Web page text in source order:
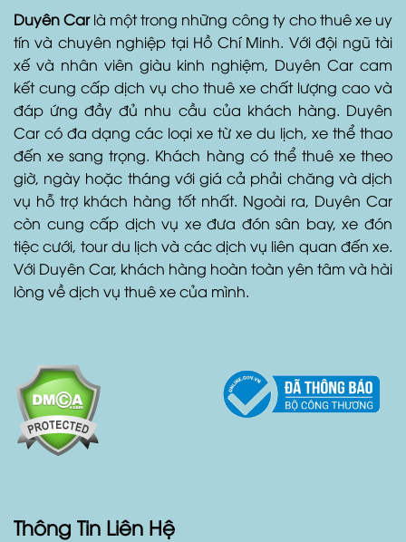
Duyên Carlà một trong những công ty cho thuê xe uy
tín và chuyên nghiệp tại Hồ Chí Minh. Với đội ngũ tài
xế và nhân viên giàu kinh nghiệm, Duyên Car cam
kết cung cấp dịch vụ cho thuê xe chất lượng cao và
đáp ứng đầy đủ nhu cầu của khách hàng. Duyên
Car có đa dạng các loại xe từ xe du lịch, xe thể thao
đến xe sang trọng. Khách hàng có thể thuê xe theo
giờ, ngày hoặc tháng với giá cả phải chăng và dịch
vụ hỗ trợ khách hàng tốt nhất. Ngoài ra, Duyên Car
còn cung cấp dịch vụ xe đưa đón sân bay, xe đón
tiệc cưới, tour du lịch và các dịch vụ liên quan đến xe.
Với Duyên Car, khách hàng hoàn toàn yên tâm và hài
lòng về dịch vụ thuê xe của mình.
Thông Tin Liên Hệ